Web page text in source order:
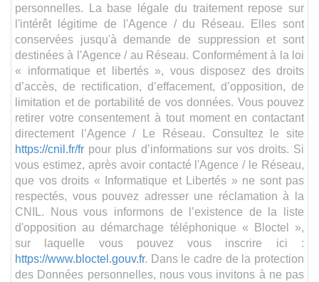
personnelles. La base légale du traitement repose sur
l'intérêt légitime de l'Agence / du Réseau. Elles sont
conservées jusqu'à demande de suppression et sont
destinées à l'Agence / au Réseau. Conformément à la loi
« informatique et libertés », vous disposez des droits
d’accès, de rectification, d’effacement, d’opposition, de
limitation et de portabilité de vos données. Vous pouvez
retirer votre consentement à tout moment en contactant
directement l’Agence / Le Réseau. Consultez le site
https://cnil.fr/fr pour plus d’informations sur vos droits. Si
vous estimez, après avoir contacté l'Agence / le Réseau,
que vos droits « Informatique et Libertés » ne sont pas
respectés, vous pouvez adresser une réclamation à la
CNIL. Nous vous informons de l’existence de la liste
d'opposition au démarchage téléphonique « Bloctel »,
sur laquelle vous pouvez vous inscrire ici :
https://www.bloctel.gouv.fr. Dans le cadre de la protection
des Données personnelles, nous vous invitons à ne pas